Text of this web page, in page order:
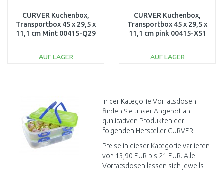
CURVER Kuchenbox,
Transportbox 45 x 29,5 x
11,1 cm Mint 00415-Q29
AUF LAGER
CURVER Kuchenbox,
Transportbox 45 x 29,5 x
11,1 cm pink 00415-X51
AUF LAGER
Vergleichen
In der Kategorie Vorratsdosen
finden Sie unser Angebot an
qualitativen Produkten der
folgenden Hersteller:CURVER.
Preise in dieser Kategorie variieren
von 13,90 EUR bis 21 EUR. Alle
Vorratsdosen lassen sich jeweils